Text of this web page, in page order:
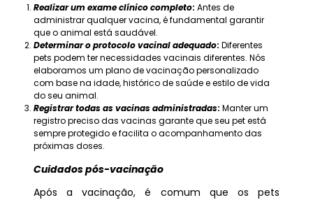
Realizar um exame clínico completo: Antes de
administrar qualquer vacina, é fundamental garantir
que o animal está saudável.
Determinar o protocolo vacinal adequado: Diferentes
pets podem ter necessidades vacinais diferentes. Nós
elaboramos um plano de vacinação personalizado
com base na idade, histórico de saúde e estilo de vida
do seu animal.
Registrar todas as vacinas administradas: Manter um
registro preciso das vacinas garante que seu pet está
sempre protegido e facilita o acompanhamento das
próximas doses.
Cuidados pós-vacinação
Após a vacinação, é comum que os pets